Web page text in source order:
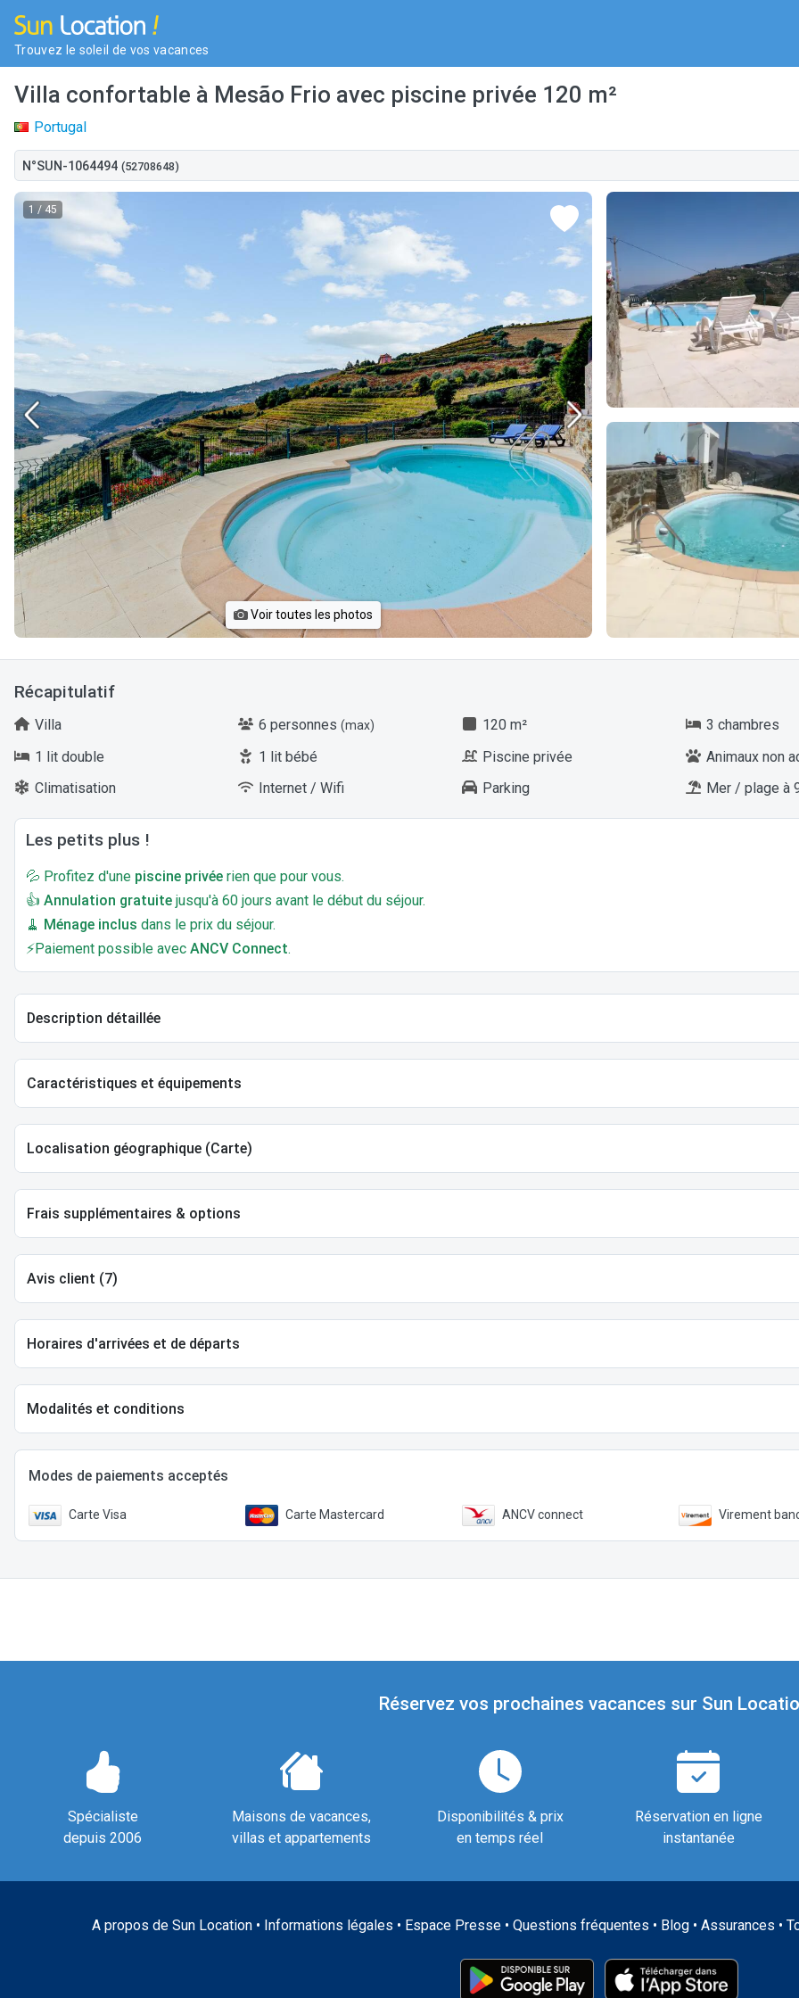
Trouvez le soleil de vos vacances
Villa confortable à Mesão Frio avec piscine privée 120 m²
Portugal
N°SUN-1064494 (52708648)
1 / 45
Voir toutes les photos
Récapitulatif
Villa 6 personnes (max) 120 m²
3 chambres
1 lit double
1 lit bébé Piscine privée
Animaux non
Climatisation
Internet / Wifi Parking Mer / plage à
Les petits plus !
💦 Profitez d'une piscine privée rien que pour vous.
👍 Annulation gratuite jusqu'à 60 jours avant le début du séjour.
🧹 Ménage inclus dans le prix du séjour.
⚡Paiement possible avec ANCV Connect.
Description détaillée
Caractéristiques et équipements
Localisation géographique (Carte)
Frais supplémentaires & options
Avis client (7)
Horaires d'arrivées et de départs
Modalités et conditions
Modes de paiements acceptés
Carte Visa Carte Mastercard ANCV connect Virement
Réservez vos prochaines vacances sur Sun
Spécialiste
depuis 2006
Maisons de vacances,
villas et appartements
Disponibilités & prix
en temps réel
Réservation en ligne
instantanée
A propos de Sun Location• Informations légales • Espace Presse• Questions fréquentes • Blog• Assurances •